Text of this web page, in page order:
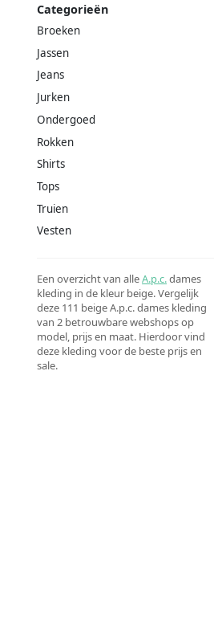
Categorieën
Broeken
Jassen
Jeans
Jurken
Ondergoed
Rokken
Shirts
Tops
Truien
Vesten
Een overzicht van alleA.p.c.dames
kleding in de kleur beige. Vergelijk
deze 111 beige A.p.c. dames kleding
van 2 betrouwbare webshops op
model, prijs en maat. Hierdoor vind
deze kleding voor de beste prijs en
sale.